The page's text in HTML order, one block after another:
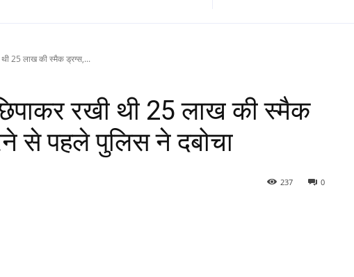
थी 25 लाख की स्मैक ड्रग्स,...
रखी थी 25 लाख की स्मैक
से पहले पुलिस ने दबोचा
0
237